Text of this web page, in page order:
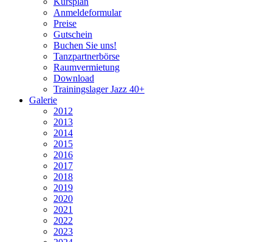
Anmeldeformular
Preise
Gutschein
Buchen Sie uns!
Tanzpartnerbörse
Raumvermietung
Download
Trainingslager Jazz 40+
Galerie
2012
2013
2014
2015
2016
2017
2018
2019
2020
2021
2022
2023